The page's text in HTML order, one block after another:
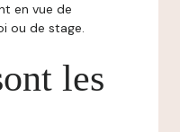
en vue de
ou de stage.
les